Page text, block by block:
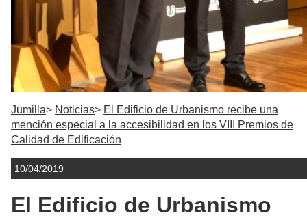
Jumilla Noticias
El Edificio de Urbanismo recibe una
mención especial a la accesibilidad en los VIII Premios de
Calidad de Edificación
10/04/2019
El Edificio de Urbanismo